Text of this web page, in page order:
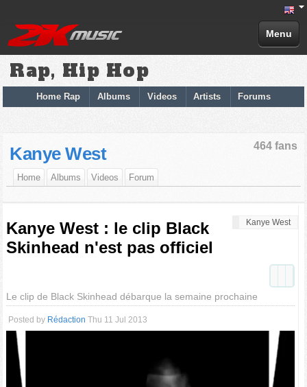
Menu
Rap, Hip Hop
Home Rap Albums Videos Artists Forums
464 fans
Kanye West
Home Albums Videos Forum
Kanye West
Kanye West : le clip Black
Skinhead n'est pas officiel
Le clip de Black Skinhead débarque la semaine prochaine
Posted by Rédaction Thu 11 Jul 2013